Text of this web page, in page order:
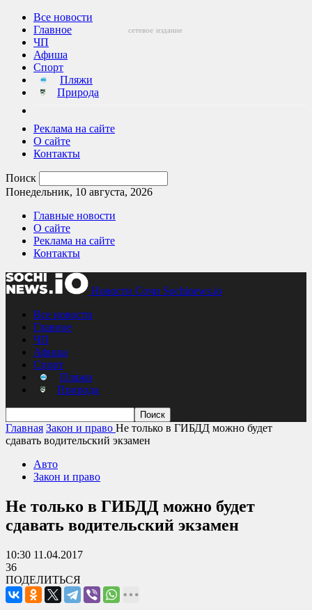
Все новости
Главное
ЧП
Афиша
Спорт
Пляжи
Природа
Реклама на сайте
О сайте
Контакты
Поиск
Понедельник, 10 августа, 2026
Главные новости
О сайте
Реклама на сайте
Контакты
Новости Сочи Sochinews.io
сетевое издание
Все новости
Главное
ЧП
Афиша
Спорт
Пляжи
Природа
Главная Закон и право Не только в ГИБДД можно будет
сдавать водительский экзамен
Авто
Закон и право
Не только в ГИБДД можно будет
сдавать водительский экзамен
10:30 11.04.2017
36
ПОДЕЛИТЬСЯ